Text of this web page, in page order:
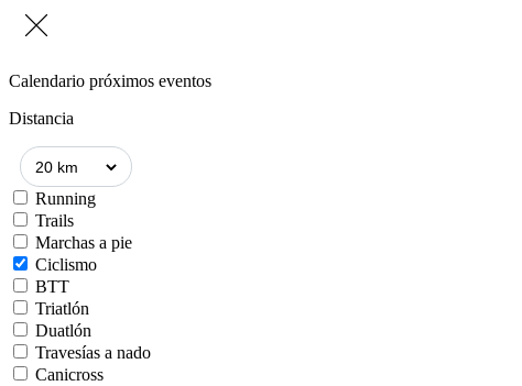
Calendario próximos eventos
Distancia
Running
Trails
Marchas a pie
Ciclismo
BTT
Triatlón
Duatlón
Travesías a nado
Canicross